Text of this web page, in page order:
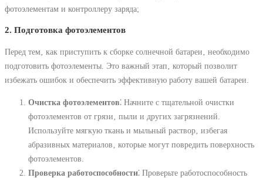
фотоэлементам и контроллеру заряда;
2. Подготовка фотоэлементов
Перед тем‚ как приступить к сборке солнечной батареи‚ необходимо
подготовить фотоэлементы. Это важный этап‚ который позволит
избежать ошибок и обеспечить эффективную работу вашей батареи.
Очистка фотоэлементов⁚ Начните с тщательной очистки
фотоэлементов от грязи‚ пыли и других загрязнений.
Используйте мягкую ткань и мыльный раствор‚ избегая
абразивных материалов‚ которые могут повредить поверхность
фотоэлементов.
Проверка работоспособности⁚ Проверьте работоспособность